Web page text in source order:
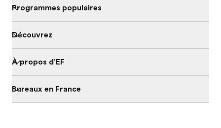
Programmes populaires
Découvrez
À propos d'EF
Bureaux en France